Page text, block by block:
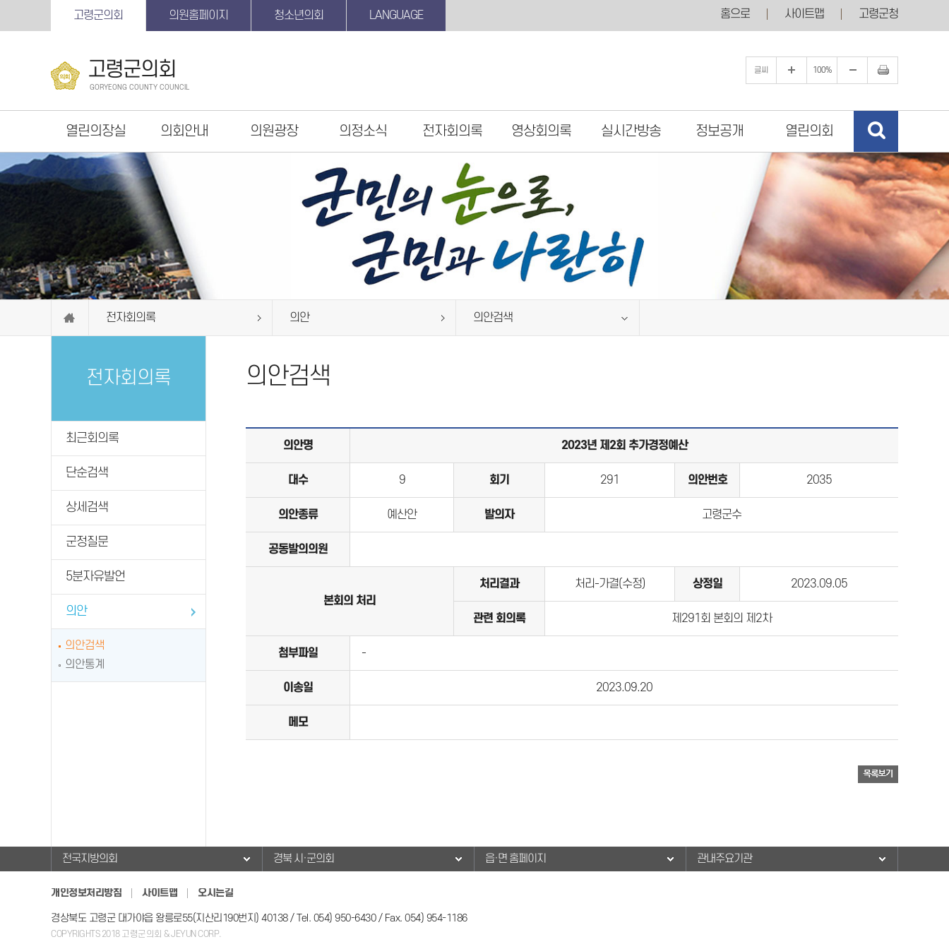
본문바로가기
고령군의회 의원홈페이지 청소년의회 LANGUAGE 홈으로 사이트맵 고령군청
고령군의회
GORYEONG COUNTY COUNCIL
글씨 100%
열린의장실 의회안내 의원광장 의정소식 전자회의록 영상회의록 실시간방송 정보공개 열린의회
전자회의록 의안 의안검색
전자회의록
최근회의록
단순검색
상세검색
군정질문
5분자유발언
의안
의안검색
의안통계
의안검색
의안명 2023년 제2회 추가경정예산
대수 9 회기 291 의안번호 2035
의안종류 예산안 발의자 고령군수
공동발의의원
본회의 처리
처리결과 처리-가결(수정) 상정일 2023.09.05
관련 회의록 제291회 본회의 제2차
첨부파일 -
이송일 2023.09.20
메모
전국지방의회 경북 시·군의회 읍·면 홈페이지 관내주요기관
개인정보처리방침 사이트맵 오시는길
경상북도 고령군 대가야읍 왕릉로55(지산리190번지) 40138 / Tel. 054) 950-6430 / Fax. 054) 954-1186
COPYRIGHTS 2018 고령군의회 & JEYUN CORP.